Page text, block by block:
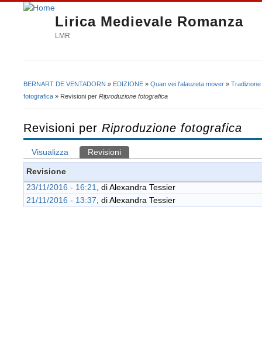
Lirica Medievale Romanza
LMR
Tu sei qui
BERNART DE VENTADORN » EDIZIONE » Quan vei l'alauzeta mover »
fotografica » Revisioni per Riproduzione fotografica
Revisioni per Riproduzione fotografica
Schede primarie
Visualizza Revisioni
Revisione
23/11/2016 - 16:21
, diAlexandra Tessier
21/11/2016 - 13:37 , diAlexandra Tessier